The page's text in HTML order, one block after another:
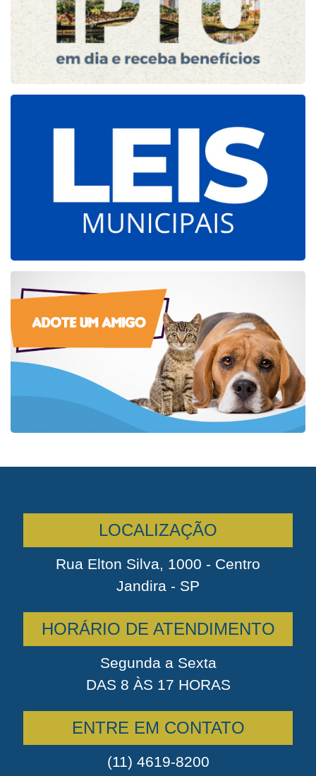
LOCALIZAÇÃO
Rua Elton Silva, 1000 - Centro
Jandira - SP
HORÁRIO DE ATENDIMENTO
Segunda a Sexta
DAS 8 ÀS 17 HORAS
ENTRE EM CONTATO
(11) 4619-8200